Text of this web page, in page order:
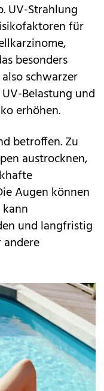
UV-Strahlung
für
besonders
schwarzer
Belastung und
erhöhen.
betroffen. Zu
austrocknen,
Augen können
und langfristig
andere